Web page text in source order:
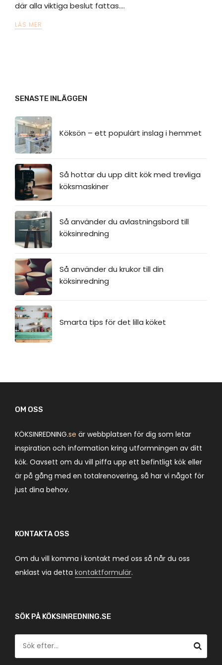
där alla viktiga beslut fattas.…
LÄS MER
SENASTE INLÄGGEN
Köksön – ett populärt inslag i hemmet
Så hottar du upp ditt kök med trevliga
köksmaskiner
Så använder du avlastningsbord till
köksinredning
Så använder du krukor till din
köksinredning
Smarta tips för det lilla köket
OM OSS
KÖKSINREDNING.se är webbplatsen för dig som letar
inspiration och information kring utformningen av ditt
kök. Oavsett om du vill piffa upp ett befintligt kök eller
är på gång med en totalrenovering, så har vi något för
just dina behov.
KONTAKTA OSS
Om du vill komma i kontakt med oss så når du oss
enklast via detta kontaktformulär.
SÖK PÅ KÖKSINREDNING.SE